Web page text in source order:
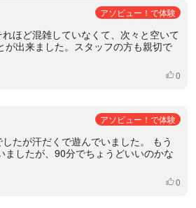
アソビュー！で体験
ほど混雑していなくて、次々と空いて
が出来ました。スタッフの方も親切で
いいね
0
アソビュー！で体験
たが汗だくで遊んでいました。 もう
ましたが、90分でちょうどいいのかな
いいね
0